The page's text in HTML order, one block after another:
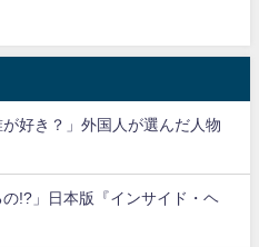
好き？」外国人が選んだ人物
の!?」日本版『インサイド・ヘ